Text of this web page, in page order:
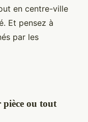
en centre-ville
Et pensez à
par les
ou tout